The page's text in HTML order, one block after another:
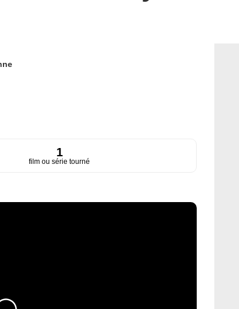
1
film ou série tourné